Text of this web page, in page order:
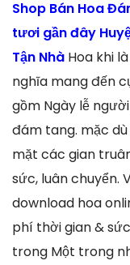
Shop Bán Hoa
tươi gần đây
Tận Nhà Hoa khi
nghĩa mang đến
gồm Ngày lễ
đám tang. mặc
mặt các gian
sức, luân chuyển.
download hoa
phí thời gian &
trong Một trong